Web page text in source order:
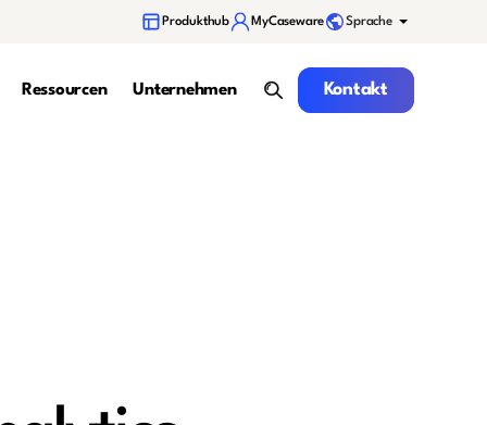
Produkthub MyCaseware Sprache
Ressourcen Unternehmen
Suche
Kontakt
Kontakt